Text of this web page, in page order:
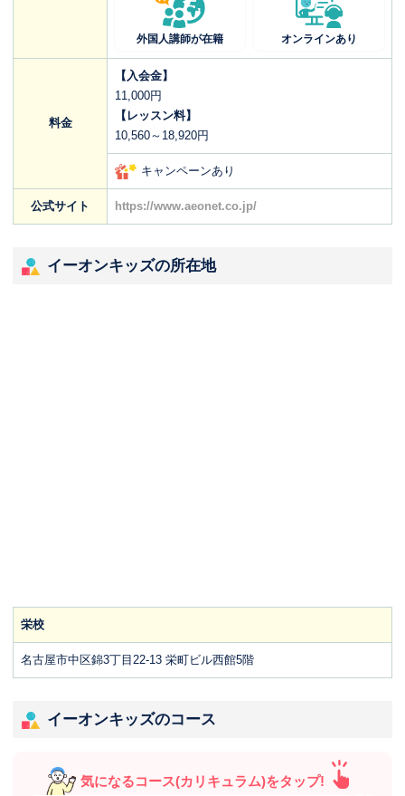
外国人講師が在籍 オンラインあり
料金
【入会金】
11,000円
【レッスン料】
10,560～18,920円
キャンペーンあり
公式サイト https://www.aeonet.co.jp/
イーオンキッズの所在地
栄校
名古屋市中区錦3丁目22-13 栄町ビル西館5階
イーオンキッズのコース
気になるコース(カリキュラム)をタップ!